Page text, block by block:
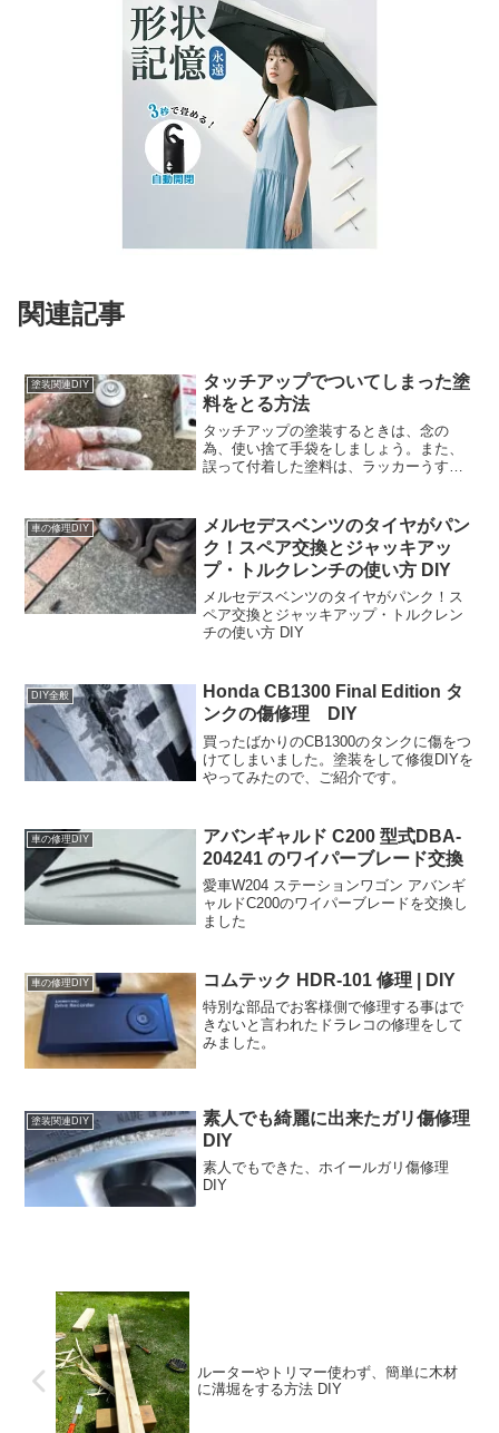
関連記事
塗装関連DIY
タッチアップでついてしまった塗
料をとる方法
タッチアップの塗装するときは、念の
為、使い捨て手袋をしましょう。また、
誤って付着した塗料は、ラッカーうすめ
車の修理DIY
メルセデスベンツのタイヤがパン
ク！スペア交換とジャッキアッ
プ・トルクレンチの使い方 DIY
メルセデスベンツのタイヤがパンク！ス
ペア交換とジャッキアップ・トルクレン
チの使い方 DIY
DIY全般
Honda CB1300 Final Edition タ
ンクの傷修理 DIY
買ったばかりのCB1300のタンクに傷をつ
けてしまいました。塗装をして修復DIYを
やってみたので、ご紹介です。
車の修理DIY
アバンギャルド C200 型式DBA-
204241 のワイパーブレード交換
愛車W204 ステーションワゴン アバンギ
ャルドC200のワイパーブレードを交換し
ました
車の修理DIY コムテック HDR-101 修理 | DIY
特別な部品でお客様側で修理する事はで
きないと言われたドラレコの修理をして
みました。
塗装関連DIY
素人でも綺麗に出来たガリ傷修理
DIY
素人でもできた、ホイールガリ傷修理
DIY
ルーターやトリマー使わず、簡単に木材
に溝堀をする方法 DIY